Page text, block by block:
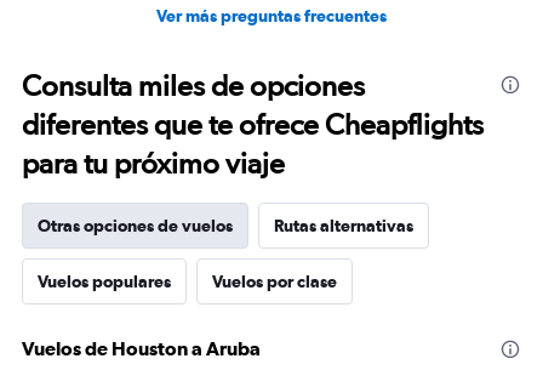
Ver más preguntas frecuentes
Consulta miles de opciones
diferentes que te ofrece Cheapflights
para tu próximo viaje
Otras opciones de vuelos Rutas alternativas
Vuelos populares Vuelos por clase
Vuelos de Houston a Aruba